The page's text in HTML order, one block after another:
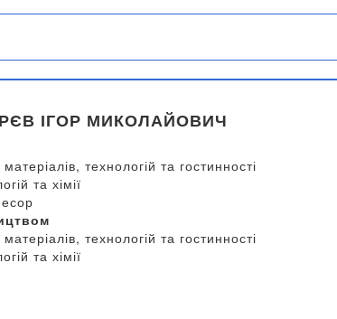
ІГОР МИКОЛАЙОВИЧ
технологій та гостинності
та хімії
технологій та гостинності
та хімії